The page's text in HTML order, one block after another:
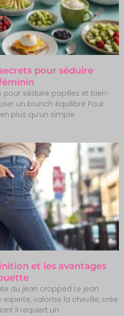
pour séduire
pour séduire papilles et bien-
un brunch équilibré Pour
plus qu’un simple
et les avantages
du jean cropped Le jean
valorise la cheville, crée
il requiert un